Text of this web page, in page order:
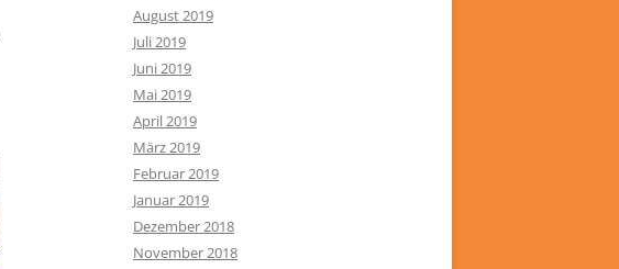
August 2019
Juli 2019
Juni 2019
Mai 2019
April 2019
März 2019
Februar 2019
Januar 2019
Dezember 2018
November 2018